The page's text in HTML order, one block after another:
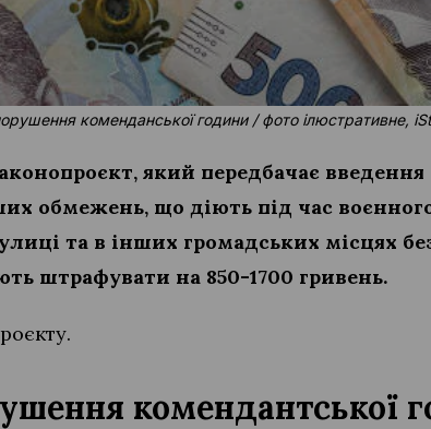
коменданської години / фото ілюстративне,
який передбачає
обмежень, що діють під час
та в інших громадських місцях
штрафувати на 850-1700 гривень.
комендантської